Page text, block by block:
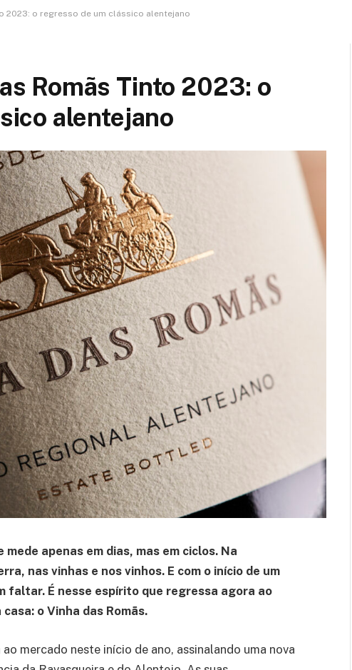
2023: o regresso de um clássico alentejano
Romãs Tinto 2023: o
alentejano
apenas em dias, mas em ciclos. Na
nas vinhas e nos vinhos. E com o início de um
faltar. É nesse espírito que regressa agora ao
o Vinha das Romãs.
ao mercado neste início de ano, assinalando uma nova